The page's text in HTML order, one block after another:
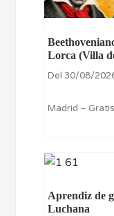
Lorca (Villa
Del 30/08/
Madrid – Gratis
Aprendiz de
Luchana